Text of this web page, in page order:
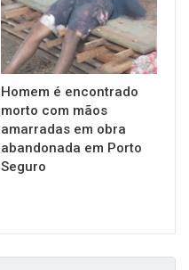
Homem é encontrado
morto com mãos
amarradas em obra
abandonada em Porto
Seguro